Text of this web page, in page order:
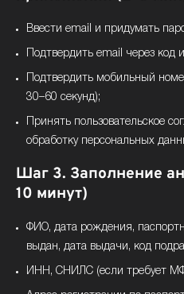
Ввести email и придумать
Подтвердить email через код
Подтвердить мобильный
30–60 секунд);
Принять пользовательское
обработку персональных
Шаг 3. Заполнение
10 минут)
ФИО, дата рождения,
выдан, дата выдачи, код
ИНН, СНИЛС (если требует